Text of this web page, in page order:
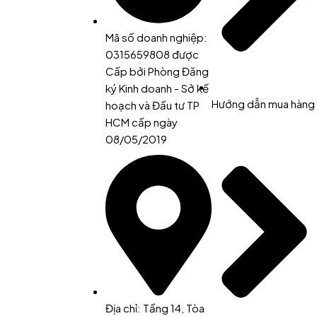
hierarchies of information, weight, emphasis, oblique stresses,
priorities, all those subtle cues that also have visual and
emotional appeal to the reader.
Mã số doanh nghiệp:
0315659808 được
Cấp bởi Phòng Đăng
ký Kinh doanh - Sở kế
hoạch và Đầu tư TP
HCM cấp ngày
08/05/2019
Địa chỉ: Tầng 14, Tòa
Hướng dẫn mua hàng